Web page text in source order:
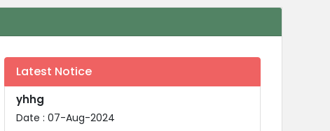
Latest Notice
yhhg
Date : 07-Aug-2024